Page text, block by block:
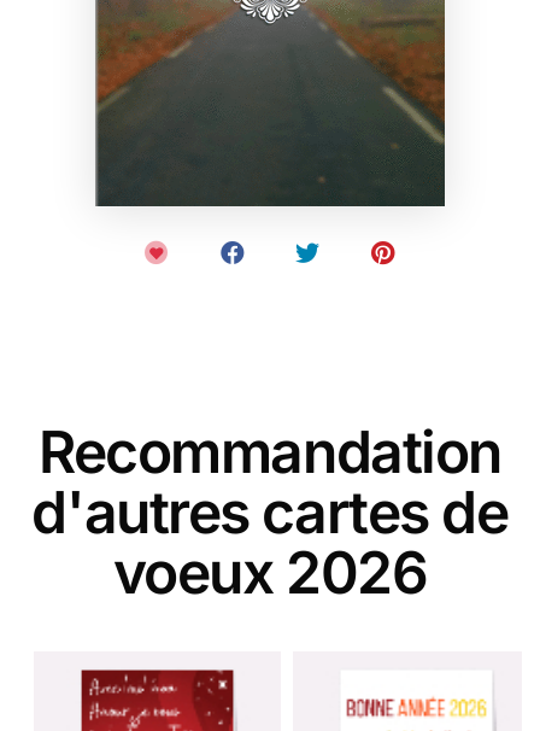
Recommandation
d'autres cartes de
voeux 2026